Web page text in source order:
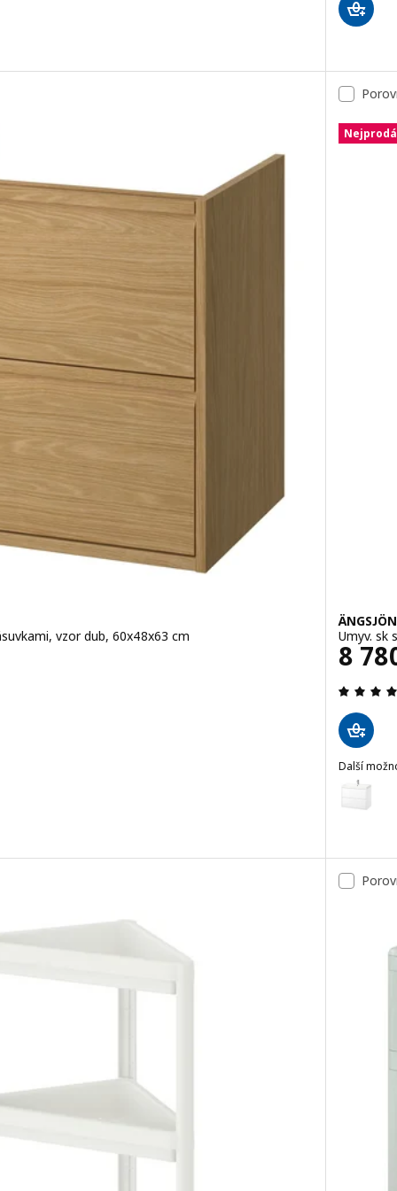
Umyv. sk se zás., umyvadlem a bat., vzor dub, 62x49x69 cm
Umyv. sk se zás., umyvadlem a bat., vzor dub, 102x49x69 cm
Umyv. sk se zás., umyvadlem a bat., vzor dub, 42x49x69 cm
Umyv. sk se zás., umyvadlem a bat., lesklá bílá, 102x49x69
Umyv. sk se zás., umyvadlem a bat., lesklá bílá, 42x49x69 cm
Umyv. sk se zás., umyvadlem a bat., lesklá bílá, 62x49x69 cm
vzor dub, 60x48x63 cm
z 5 hvězdy. Celkem recenzí:
skříňka se zásuvkami, vzor dub, 100x48x63 cm
skříňka se zásuvkami, vzor dub, 120x48x63 cm
skříňka se zásuvkami, vzor dub, 80x48x63 cm
skříňka se zásuvkami, lesklá bílá, 100x48x63 cm
skříňka se zásuvkami, lesklá bílá, 80x48x63 cm
Umyv. sk
8
Další
ÄNGSJÖN
Možnost:
Možnost: